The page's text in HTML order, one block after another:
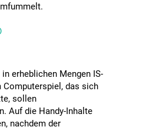
erheblichen Mengen IS-
Computerspiel, das sich
sollen
Auf die Handy-Inhalte
nachdem der